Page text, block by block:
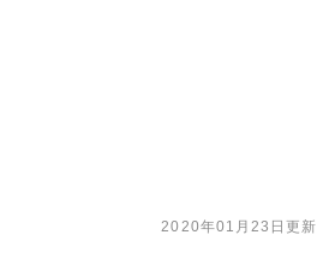
2020年01月23日更新